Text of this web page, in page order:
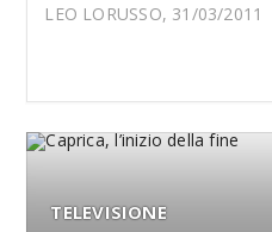
LEO LORUSSO, 31/03/2011
TELEVISIONE